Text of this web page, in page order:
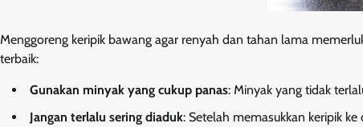
Menggoreng keripik bawang agar renyah dan tahan lama
terbaik:
Gunakan minyak yang cukup panas: Minyak yang tidak
Jangan terlalu sering diaduk: Setelah memasukkan keripik